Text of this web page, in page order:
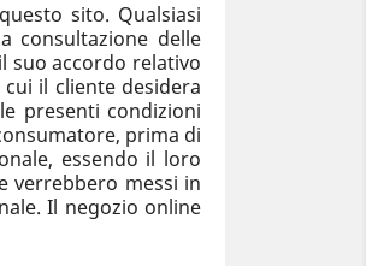
sito. Qualsiasi
consultazione delle
suo accordo relativo
il cliente desidera
presenti condizioni
prima di
essendo il loro
verrebbero messi in
Il negozio online